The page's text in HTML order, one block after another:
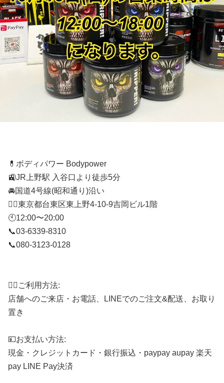
💊ボディパワー Bodypower
🚉JR上野駅 入谷口より徒歩5分
🚘国道4号線(昭和通り)沿い
🚶‍♂️東京都台東区東上野4-10-9吉岡ビル1階
🕙12:00〜20:00
📞03-6339-8310
📞080-3123-0128
🙋‍♂️ご利用方法:
店舗へのご来店・お電話、LINEでのご注文&配送、お取り
置き
💴お支払い方法:
現金・クレジットカード・銀行振込・paypay aupay 楽天
pay LINE Pay決済